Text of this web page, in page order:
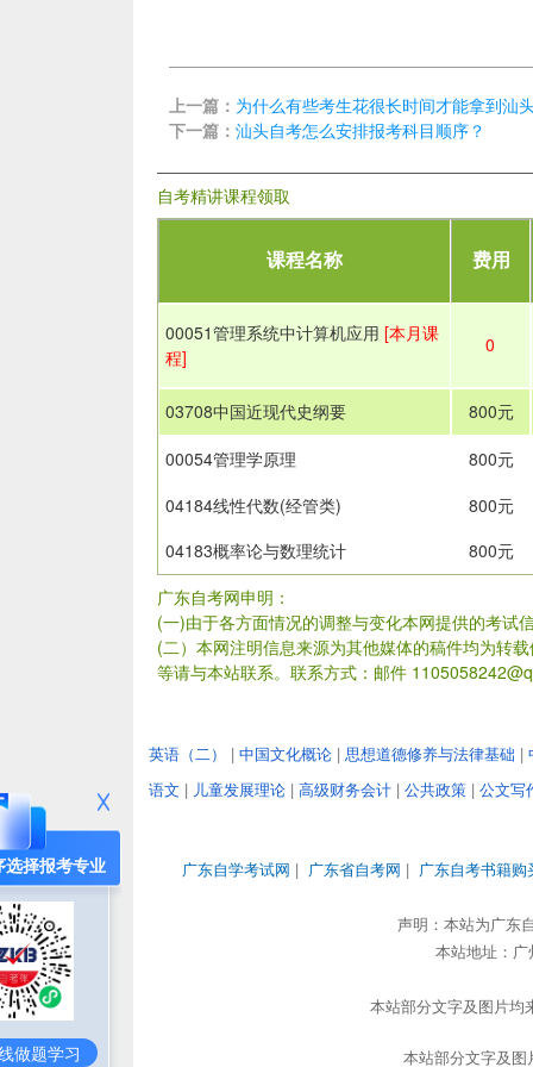
上一篇： 为什么有些考生花很长时间才能拿到汕
下一篇： 汕头自考怎么安排报考科目顺序？
自考精讲课程领取
课程名称 费用
00051管理系统中计算机应用 [本月课
程]
0
03708中国近现代史纲要
800元
00054管理学原理
800元
04184线性代数(经管类)
800元
04183概率论与数理统计
800元
广东自考网申明：
(一)由于各方面情况的调整与变化本网提供的考试
(二）本网注明信息来源为其他媒体的稿件均为转
等请与本站联系。联系方式：邮件
选择报考专业
做题学习
英语（二） | 中国文化概论 | 思想道德修养与法律基础 |
语文 | 儿童发展理论 | 高级财务会计 | 公共政策 | 公文写
广东自学考试网 | 广东省自考网 | 广东自考书籍购
声明：本站为广东
本站地址：
本站部分文字及图片
本站部分文字及